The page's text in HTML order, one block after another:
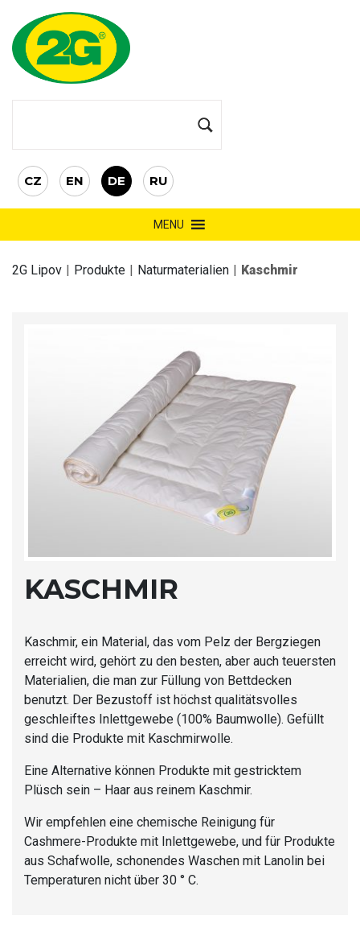
CZ EN DE RU
MENU
2G Lipov | Produkte | Naturmaterialien | Kaschmir
KASCHMIR
Kaschmir, ein Material, das vom Pelz der Bergziegen
erreicht wird, gehört zu den besten, aber auch teuersten
Materialien, die man zur Füllung von Bettdecken
benutzt. Der Bezustoff ist höchst qualitätsvolles
geschleiftes Inlettgewebe (100% Baumwolle). Gefüllt
sind die Produkte mit Kaschmirwolle.
Eine Alternative können Produkte mit gestricktem
Plüsch sein – Haar aus reinem Kaschmir.
Wir empfehlen eine chemische Reinigung für
Cashmere-Produkte mit Inlettgewebe, und für Produkte
aus Schafwolle, schonendes Waschen mit Lanolin bei
Temperaturen nicht über 30 ° C.